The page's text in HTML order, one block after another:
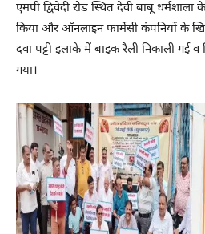
एमपी द्विवेदी रोड स्थित देवी बाबू धर्मशाला
किया और ऑनलाइन फार्मेसी कंपनियों के
दवा पट्टी इलाके में बाइक रैली निकाली गई व
गया।